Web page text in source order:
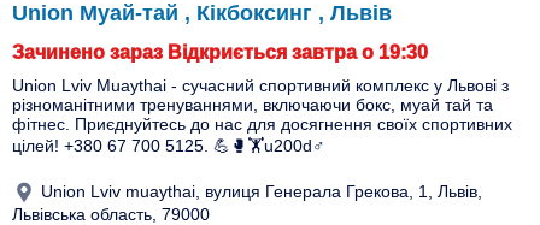
Union Муай-тай , Кікбоксинг , Львів
Зачинено зараз Відкриється завтра о 19:30
Union Lviv Muaythai - сучасний спортивний комплекс у Львові з
різноманітними тренуваннями, включаючи бокс, муай тай та
фітнес. Приєднуйтесь до нас для досягнення своїх спортивних
цілей! +380 67 700 5125. 💪🥊🏋️u200d♂️
Union Lviv muaythai, вулиця Генерала Грекова, 1, Львів,
Львівська область, 79000